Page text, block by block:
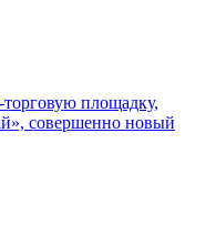
площадку,
совершенно новый